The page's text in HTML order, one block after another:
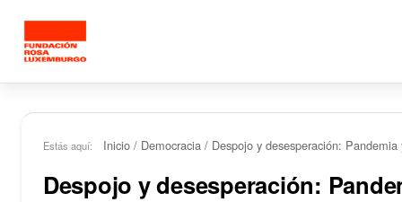
Estás aquí: Inicio / Democracia / Despojo y desesperación:
Despojo y desesperación: